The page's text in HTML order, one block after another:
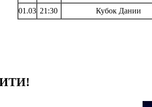
01.03 21:30 Кубок Дании